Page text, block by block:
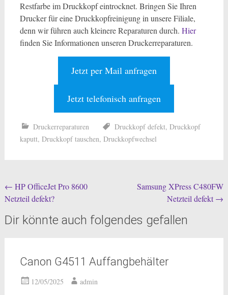
Restfarbe im Druckkopf eintrocknet. Bringen Sie Ihren
Drucker für eine Druckkopfreinigung in unsere Filiale,
denn wir führen auch kleinere Reparaturen durch. Hier
finden Sie Informationen unseren Druckerreparaturen.
Jetzt per Mail anfragen
Jetzt telefonisch anfragen
Druckerreparaturen Druckkopf defekt, Druckkopf
kaputt, Druckkopf tauschen, Druckkopfwechsel
Beitragsnavigation
← HP OfficeJet Pro 8600
Netzteil defekt?
Samsung XPress C480FW
Netzteil defekt →
Dir könnte auch folgendes gefallen
Canon G4511 Auffangbehälter
12/05/2025 admin